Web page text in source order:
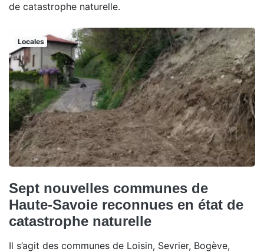
de catastrophe naturelle.
Locales
Sept nouvelles communes de
Haute-Savoie reconnues en état de
catastrophe naturelle
Il s’agit des communes de Loisin, Sevrier, Bogève,